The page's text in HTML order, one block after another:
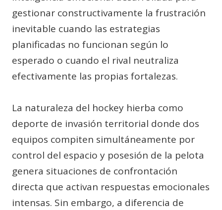
gestionar constructivamente la frustración
inevitable cuando las estrategias
planificadas no funcionan según lo
esperado o cuando el rival neutraliza
efectivamente las propias fortalezas.
La naturaleza del hockey hierba como
deporte de invasión territorial donde dos
equipos compiten simultáneamente por
control del espacio y posesión de la pelota
genera situaciones de confrontación
directa que activan respuestas emocionales
intensas. Sin embargo, a diferencia de